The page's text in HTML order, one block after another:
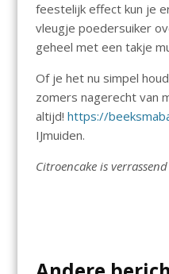
feestelijk effect kun je
vleugje poedersuiker
geheel met een takje
Of je het nu simpel
zomers nagerecht van
altijd! https://
IJmuiden.
Citroencake is